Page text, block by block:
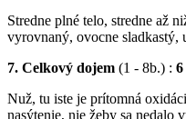
Stredne plné telo, stredne až
vyrovnaný, ovocne
7. Celkový dojem (1 - 8b.) : 6
Nuž, tu iste je prítomná
nasýtenie, nie žeby sa nedalo